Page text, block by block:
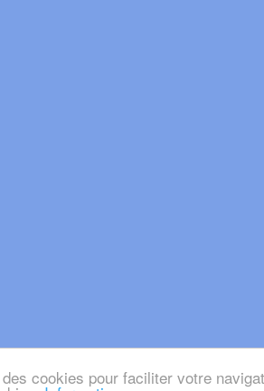
cookies pour faciliter votre